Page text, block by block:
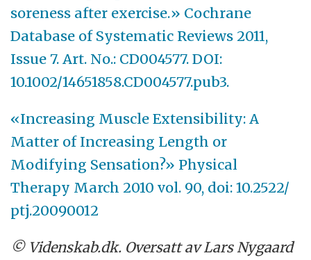
soreness after exercise.» Cochrane
Database of Systematic Reviews 2011,
Issue 7. Art. No.: CD004577. DOI:
10.1002/14651858.CD004577.pub3.
«Increasing Muscle Extensibility: A
Matter of Increasing Length or
Modifying Sensation?» Physical
Therapy March 2010 vol. 90, doi: 10.2522/​
ptj.20090012
© Videnskab.dk. Oversatt av Lars Nygaard